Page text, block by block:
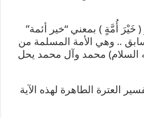
خَيْرَ أُمَّةٍ ) بمعني “خير أئمة”
.. وهي الأمة المسلمة من
السلام) محمد وآل محمد يحل
العترة الطاهرة لهذه الآية